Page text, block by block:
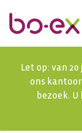
Let op: van
ons
bezoek.